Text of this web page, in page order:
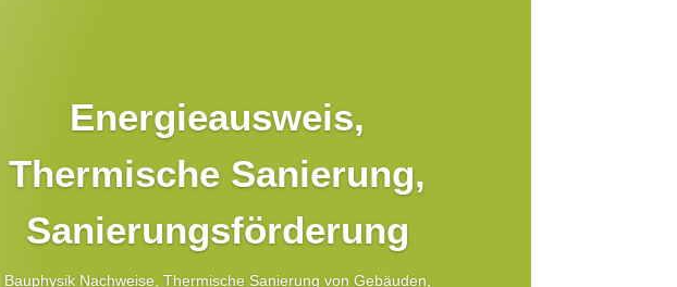
Energieausweis,
Thermische Sanierung,
Sanierungsförderung
Bauphysik Nachweise, Thermische Sanierung von Gebäuden,